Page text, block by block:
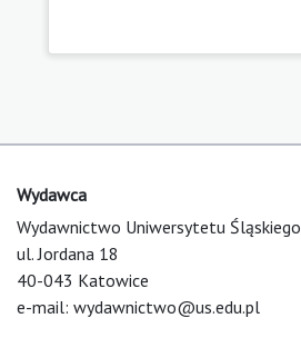
Wydawca
Wydawnictwo Uniwersytetu Śląskiego
ul. Jordana 18
40-043 Katowice
e-mail: wydawnictwo@us.edu.pl